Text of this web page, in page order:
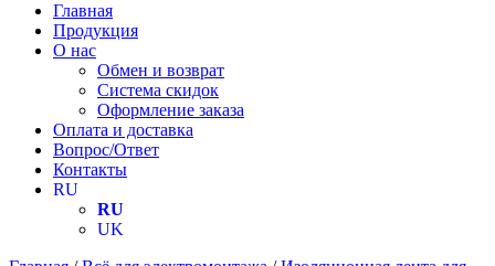
Главная
Продукция
О нас
Обмен и возврат
Система скидок
Оформление заказа
Оплата и доставка
Вопрос/Ответ
Контакты
RU
RU
UK